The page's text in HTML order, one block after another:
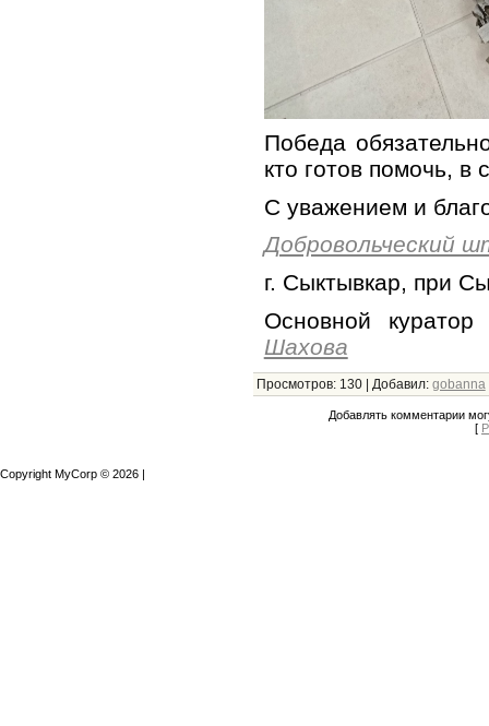
Победа
кто готов помочь, в
С уважением и
Добровольческий
г. Сыктывкар, при
Основной
Шахова
Просмотров: 130| Добавил: gobanna
Добавлять комментарии
[
Copyright MyCorp © 2026 |